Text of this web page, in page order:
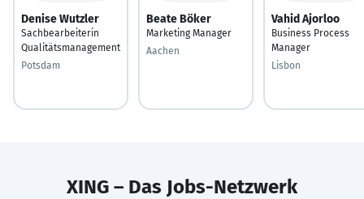
Denise Wutzler
Sachbearbeiterin
Qualitätsmanagement
Potsdam
Beate Böker
Marketing Manager
Aachen
Vahid Ajorloo
Business Process
Manager
Lisbon
XING – Das Jobs-Netzwerk